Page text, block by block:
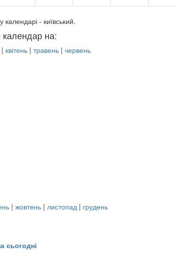
- київський.
календар на:
квітень| травень| червень
| жовтень| листопад| грудень
сьогодні